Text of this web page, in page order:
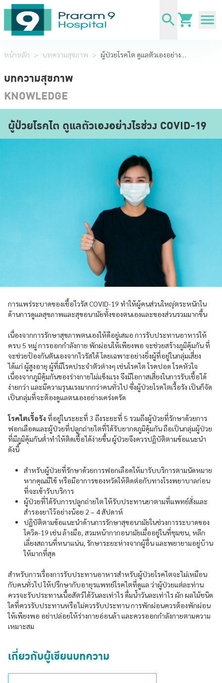
หน้าหลัก > บทความสุขภาพ > ผู้ป่วยโรคไต ดูแลตัวเองอย่างไรช่วง COVID-19
บทความสุขภาพ
KNOWLEDGE
ผู้ป่วยโรคไต ดูแลตัวเองอย่างไรช่วง COVID-19
การแพร่ระบาดของเชื้อไวรัส COVID-19 ทำให้ผู้คนส่วนใหญ่ตระหนักใน
ด้านการดูแลสุขภาพและสุขอนามัยทั้งของตนเองและของส่วนรวมมากขึ้น
เนื่องจากการรักษาสุขภาพตนเองให้ดีอยู่เสมอ การรับประทานอาหารให้
ครบ 5 หมู่ การออกกำลังกาย พักผ่อนให้เพียงพอ จะช่วยสร้างภูมิคุ้มกัน ที่
จะช่วยป้องกันตันเองจากไวรัสได้ โดยเฉพาะอย่างยิ่งผู้ที่อยู่ในกลุ่มเสี่ยง
ได้แก่ ผู้สูงอายุ ผู้ที่มีโรคประจำตัวต่างๆ เช่นโรคไต โรคปอด โรคหัวใจ
เนื่องจากภูมิคุ้มกันของร่างกายไม่แข็งแรง จึงมีโอกาสเสี่ยงในการรับเชื้อได้
ง่ายกว่า และมีความรุนแรงมากกว่าคนทั่วไป ซึ่งผู้ป่วยโรคไตเรื้อรัง เป็นก็จัด
เป็นกลุ่มที่จะต้องดูแลตนเองอย่างเคร่งครัด
โรคไตเรื้อรัง ที่อยู่ในระยะที่ 3 ถึงระยะที่ 5 รวมถึงผู้ป่วยที่รักษาด้วยการ
ฟอกเลือดและผู้ป่วยที่ปลูกถ่ายไตที่ได้รับยากดภูมิคุ้มกัน ถือเป็นกลุ่มผู้ป่วย
ที่มีภูมิคุ้มกันต่ำทำให้ติดเชื้อได้ง่ายขึ้น ผู้ป่วยจึงควรปฏิบัติตามข้อแนะนำ
ดังนี้
สำหรับผู้ป่วยที่รักษาด้วยการฟอกเลือดให้มารับบริการตามนัดหมาย
หากคุณมีไข้ หรือมีอาการของหวัดให้ติดต่อกับทางโรงพยาบาลก่อน
ที่จะเข้ารับบริการ
ผู้ป่วยที่ได้รับการปลูกถ่ายไต ให้รับประทานยาตามที่แพทย์สั่งและ
สำรองยาไว้อย่างน้อย 2 – 4 สัปดาห์
ปฏิบัติตามข้อแนะนำด้านการรักษาสุขอนามัยในช่วงการระบาดของ
โควิด-19 เช่น ล้างมือ, สวมหน้ากากอนามัยเมื่ออยู่ในที่ชุมชน, หลีก
เลี่ยงสถานที่หนาแน่น, รักษาระยะห่างจากผู้อื่น และพยายามอยู่บ้าน
ให้มากที่สุด
สำหรับการเรื่องการรับประทานอาหารสำหรับผู้ป่วยโรคไตจะไม่เหมือน
กับคนทั่วไป ให้ปรึกษากับอายุรแพทย์โรคไตที่ดูแล ว่าผู้ป่วยแต่ละท่าน
ควรจะรับประทานเนื้อสัตว์ได้วันละเท่าไร ดื่มน้ำวันละเท่าไร ผัก ผลไม้ชนิด
ใดที่ควรรับประทานหรือไม่ควรรับประทาน การพักผ่อนควรต้องพักผ่อน
ให้เพียงพอ อย่าปล่อยให้ร่างกายอ่อนล้า และควรออกกำลังกายตามความ
เหมาะสม
เกี่ยวกับผู้เขียนบทความ